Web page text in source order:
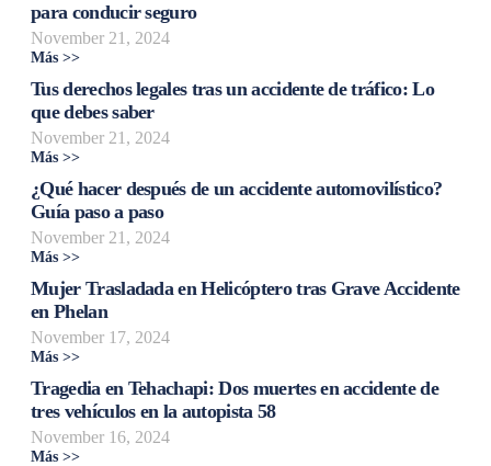
para conducir seguro
November 21, 2024
Más >>
Tus derechos legales tras un accidente de tráfico: Lo
que debes saber
November 21, 2024
Más >>
¿Qué hacer después de un accidente automovilístico?
Guía paso a paso
November 21, 2024
Más >>
Mujer Trasladada en Helicóptero tras Grave Accidente
en Phelan
November 17, 2024
Más >>
Tragedia en Tehachapi: Dos muertes en accidente de
tres vehículos en la autopista 58
November 16, 2024
Más >>